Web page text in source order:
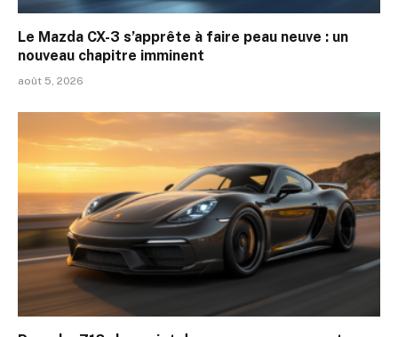
Le Mazda CX-3 s’apprête à faire peau neuve : un
nouveau chapitre imminent
août 5, 2026